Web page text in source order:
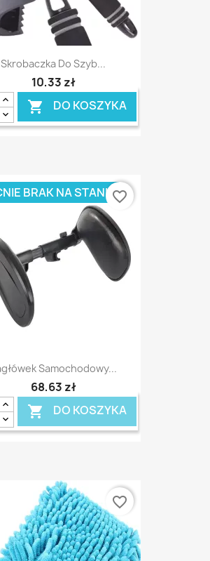
Skrobaczka Do Szyb...
10,33 zł
 DO KOSZYKA
Samochodowy...
68,63 zł
 DO KOSZYKA
BRAK NA STANIEfavorite_border
favorite_border